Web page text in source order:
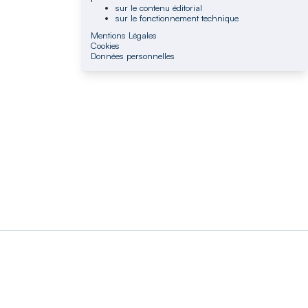
sur le contenu éditorial
sur le fonctionnement technique
Mentions Légales
Cookies
Données personnelles